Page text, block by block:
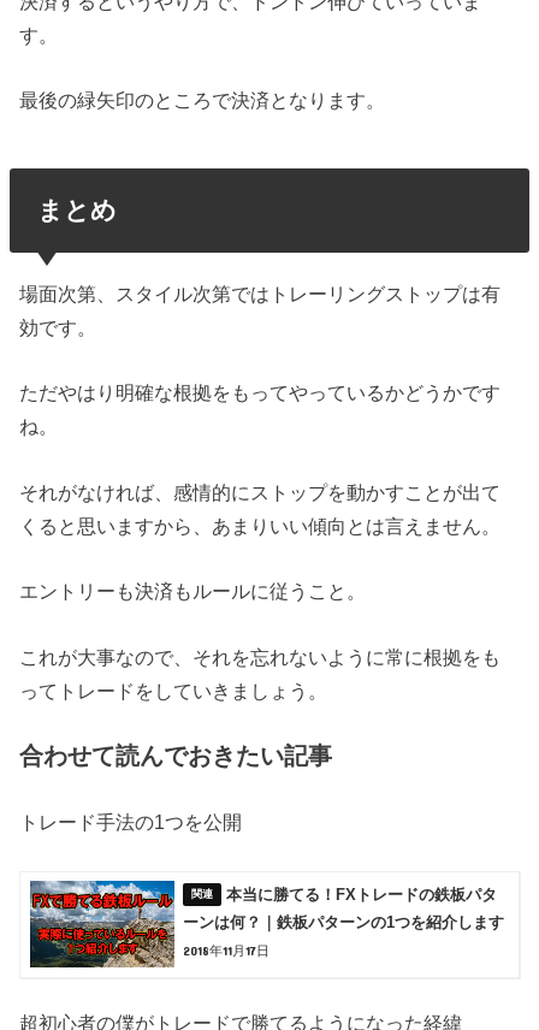
す。
最後の緑矢印のところで決済となります。
まとめ
場面次第、スタイル次第ではトレーリングストップは有
効です。
ただやはり明確な根拠をもってやっているかどうかです
ね。
それがなければ、感情的にストップを動かすことが出て
くると思いますから、あまりいい傾向とは言えません。
エントリーも決済もルールに従うこと。
これが大事なので、それを忘れないように常に根拠をも
ってトレードをしていきましょう。
合わせて読んでおきたい記事
トレード手法の1つを公開
本当に勝てる！FXトレードの鉄板パタ
ーンは何？｜鉄板パターンの1つを紹介します
2018年11月17日
超初心者の僕がトレードで勝てるようになった経緯